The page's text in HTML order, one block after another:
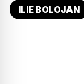
ILIE BOLOJAN